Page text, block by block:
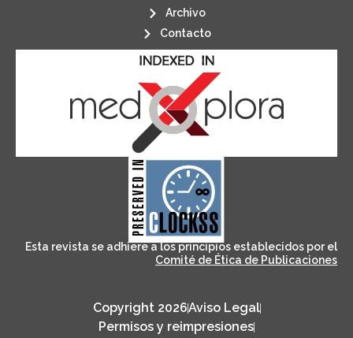
Archivo
Contacto
CLOCKSS is a dak archive that
ensures the long-term survival
of web-based scholary
publications, governed by and for
its stakeholders.
Esta revista se adhiere a los principios establecidos por el
Comité de Ética de Publicaciones
Copyright 2026Aviso Legal
Permisos y reimpresiones